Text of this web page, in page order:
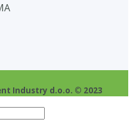
Industry d.o.o. © 2023